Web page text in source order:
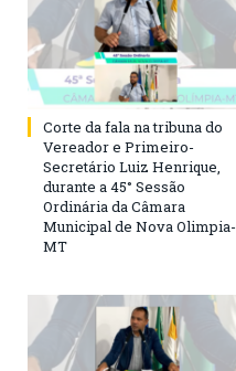
Corte da fala na tribuna do
Vereador e Primeiro-
Secretário Luiz Henrique,
durante a 45° Sessão
Ordinária da Câmara
Municipal de Nova Olimpia-
MT